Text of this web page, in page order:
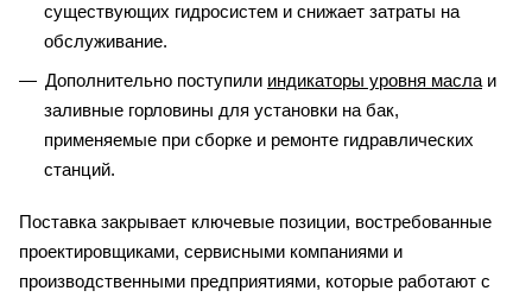
существующих гидросистем и снижает затраты на
обслуживание.
Дополнительно поступили индикаторы уровня масла и
заливные горловины для установки на бак,
применяемые при сборке и ремонте гидравлических
станций.
Поставка закрывает ключевые позиции, востребованные
проектировщиками, сервисными компаниями и
производственными предприятиями, которые работают с